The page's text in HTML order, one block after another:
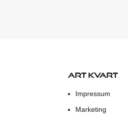
ART KVART
Impressum
Marketing